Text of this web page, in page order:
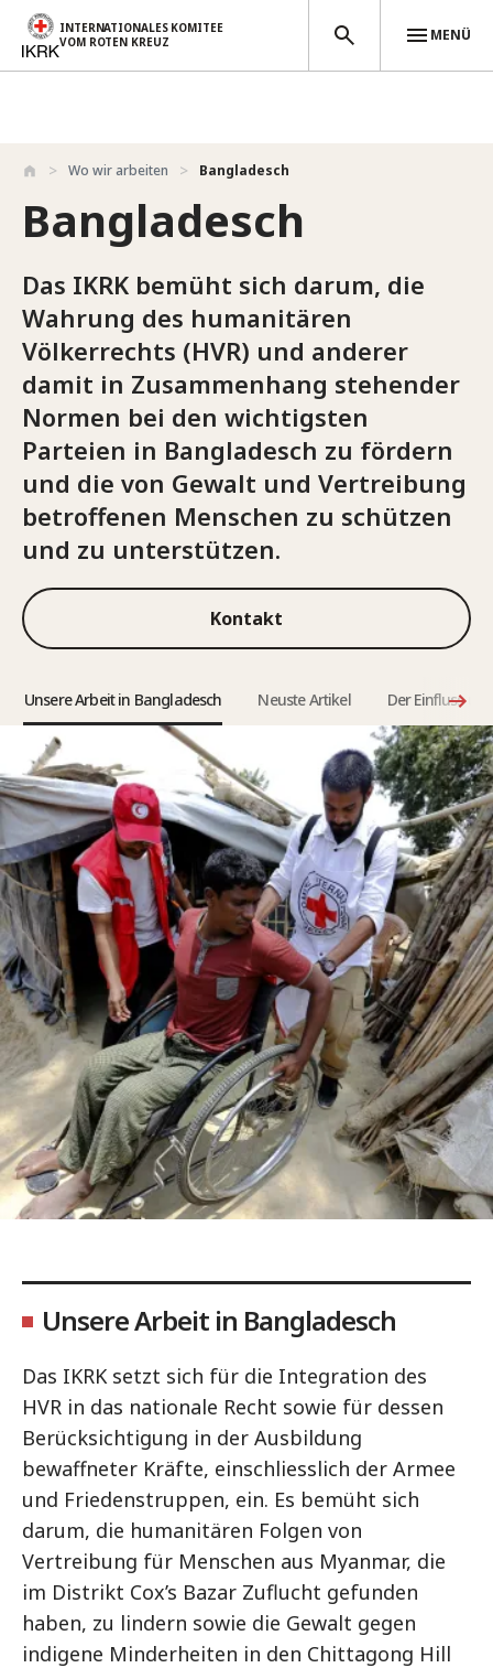
Direkt zum Inhalt
INTERNATIONALES KOMITEE
VOM ROTEN KREUZ
MENÜ
Wo wir arbeiten Bangladesch
Bangladesch
Das IKRK bemüht sich darum, die
Wahrung des humanitären
Völkerrechts (HVR) und anderer
damit in Zusammenhang stehender
Normen bei den wichtigsten
Parteien in Bangladesch zu fördern
und die von Gewalt und Vertreibung
betroffenen Menschen zu schützen
und zu unterstützen.
Kontakt
Unsere Arbeit in Bangladesch Neuste Artikel Der Einfluss
Unsere Arbeit in Bangladesch
Das IKRK setzt sich für die Integration des
HVR in das nationale Recht sowie für dessen
Berücksichtigung in der Ausbildung
bewaffneter Kräfte, einschliesslich der Armee
und Friedenstruppen, ein. Es bemüht sich
darum, die humanitären Folgen von
Vertreibung für Menschen aus Myanmar, die
im Distrikt Cox’s Bazar Zuflucht gefunden
haben, zu lindern sowie die Gewalt gegen
indigene Minderheiten in den Chittagong Hill